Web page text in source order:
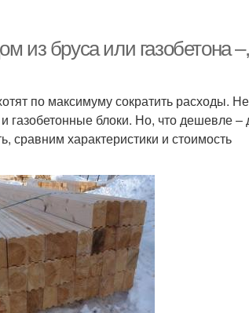
из бруса или газобетона
по максимуму сократить расходы.
газобетонные блоки. Но, что дешевле –
сравним характеристики и стоимость